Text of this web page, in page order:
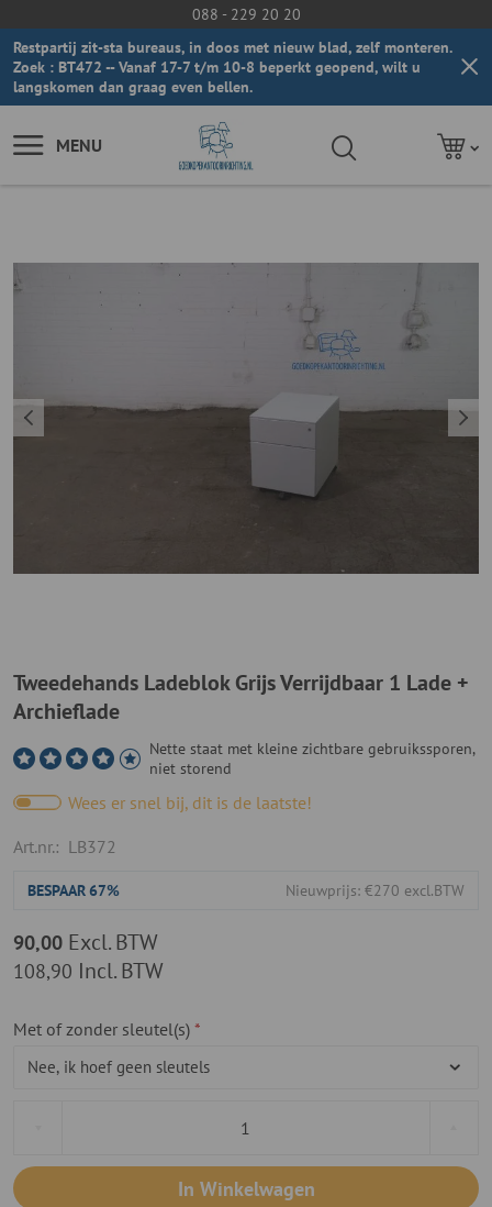
088 - 229 20 20
Restpartij zit-sta bureaus, in doos met nieuw blad, zelf monteren.
Zoek : BT472 -- Vanaf 17-7 t/m 10-8 beperkt geopend, wilt u
langskomen dan graag even bellen.
MENU
Tweedehands Ladeblok Grijs Verrijdbaar 1 Lade +
Archieflade
Nette staat met kleine zichtbare gebruikssporen,
niet storend
Wees er snel bij, dit is de laatste!
Art.nr.: LB372
BESPAAR67% Nieuwprijs: €270 excl.BTW
108,90 Incl. BTW
90,00 Excl. BTW
Met of zonder sleutel(s)
In Winkelwagen